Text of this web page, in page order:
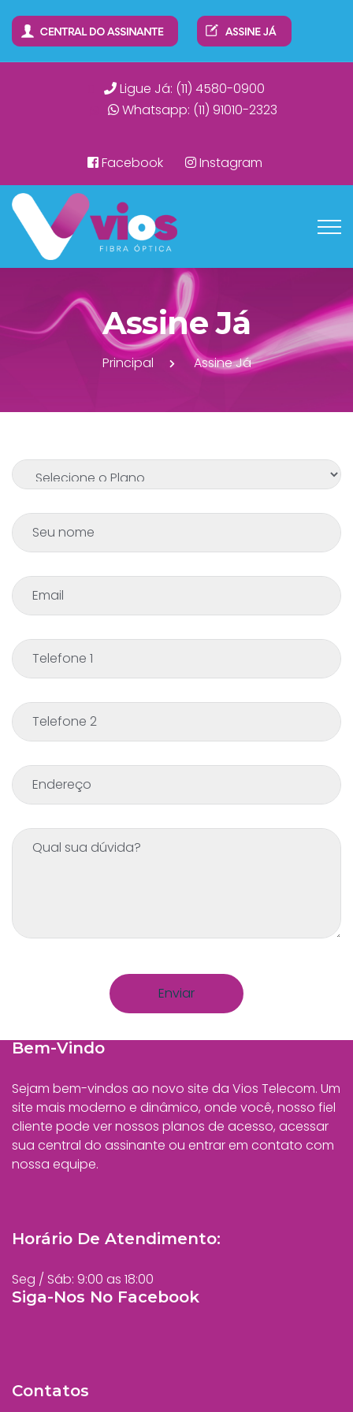
Ligue Já: (11) 4580-0900
Whatsapp: (11) 91010-2323
Facebook Instagram
Assine Já
Principal Assine Já
Bem-Vindo
Sejam bem-vindos ao novo site da Vios Telecom. Um
site mais moderno e dinâmico, onde você, nosso fiel
cliente pode ver nossos planos de acesso, acessar
sua central do assinante ou entrar em contato com
nossa equipe.
Horário De Atendimento:
Seg / Sáb: 9:00 as 18:00
Siga-Nos No Facebook
Contatos